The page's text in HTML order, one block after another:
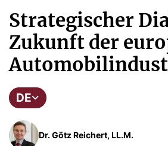
Strategischer
Zukunft der
DE
Dr. Götz Reichert, LL.M.